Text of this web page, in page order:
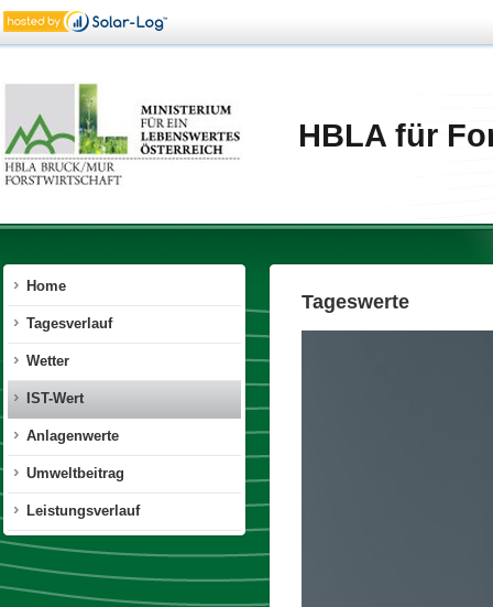
HBLA für
Home
Tagesverlauf
Wetter
IST-Wert
Anlagenwerte
Umweltbeitrag
Leistungsverlauf
Tageswerte